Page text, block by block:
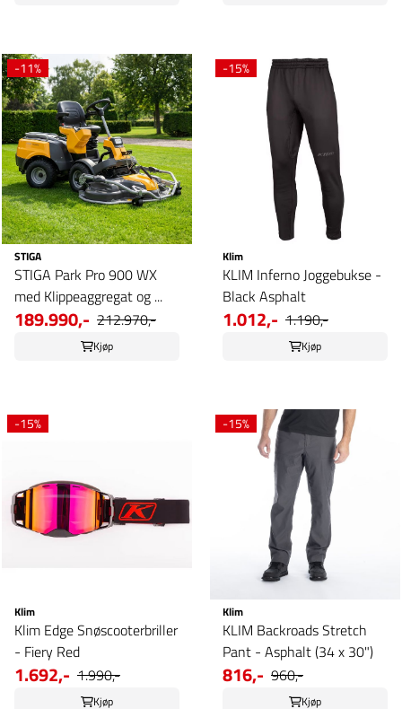
-11%
STIGA
STIGA Park Pro 900 WX
med Klippeaggregat og ...
189.990,- 212.970,-
Kjøp
-15%
Klim
KLIM Inferno Joggebukse -
Black Asphalt
1.012,- 1.190,-
Kjøp
-15%
Klim
Klim Edge Snøscooterbriller
- Fiery Red
1.692,- 1.990,-
Kjøp
-15%
Klim
KLIM Backroads Stretch
Pant - Asphalt (34 x 30")
816,- 960,-
Kjøp